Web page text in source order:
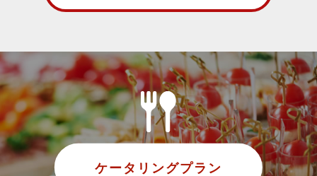
ケータリングプラン